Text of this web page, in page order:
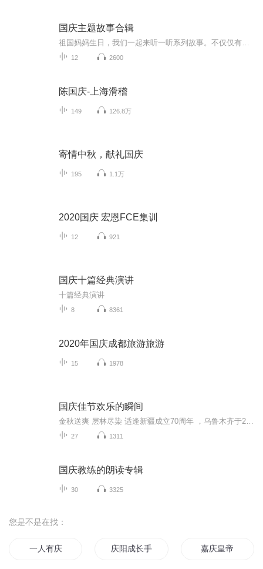
国庆主题故事合辑
12 2600
陈国庆-上海滑稽
149 126.8万
寄情中秋，献礼国庆
195 1.1万
2020国庆 宏恩FCE集训
12 921
国庆十篇经典演讲
十篇经典演讲
8 8361
2020年国庆成都旅游旅游
15 1978
国庆佳节欢乐的瞬间
27 1311
国庆教练的朗读专辑
30 3325
您是不是在找：
一人有庆 庆阳成长手札 嘉庆皇帝